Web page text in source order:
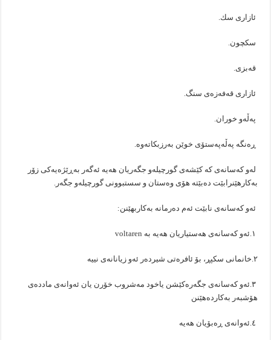
ئازاری سك.
سكچون.
قەبزی.
ئازاری قەفەزەی سنگ.
پەڵەو خوران.
ڕەنگە پەڵەپەستۆی خوێن بەرزبكاتەوە.
‎لەو كەسانەی كە كێشەی گورچیلەو جگەریان هەیە ئەگەر بەڕێژەیەكی زۆر
بەكارهێنرابێت دەبێتە هۆی وەستان و سستبوونی گورچیلەو جگەر.
‎۲.خانمانی سكپڕ، بۆ ئافرەتی شیردەر ئەو زیانانەی نییە
‎۳.ئەو كەسانەی جگەرەكێشن یاخود مەشروب خۆرن یان ئەوانەی ماددەی
هۆشبەر بەكاردەهێنن